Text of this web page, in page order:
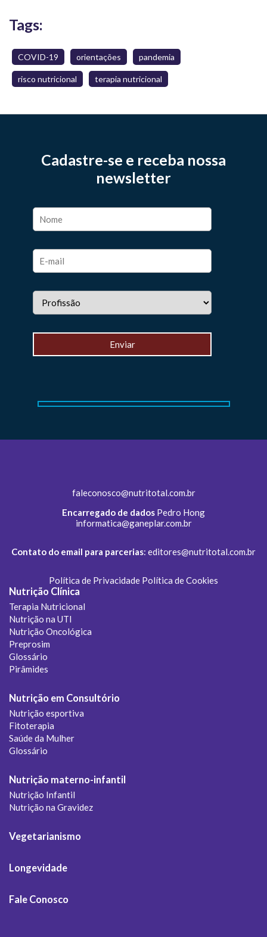
Tags:
COVID-19 orientações pandemia
risco nutricional terapia nutricional
Cadastre-se e receba nossa
newsletter
faleconosco@nutritotal.com.br
Encarregado de dados Pedro Hong
informatica@ganeplar.com.br
Contato do email para parcerias: editores@nutritotal.com.br
Política de Privacidade Política de Cookies
Nutrição Clínica
Terapia Nutricional
Nutrição na UTI
Nutrição Oncológica
Preprosim
Glossário
Pirâmides
Nutrição em Consultório
Nutrição esportiva
Fitoterapia
Saúde da Mulher
Glossário
Nutrição materno-infantil
Nutrição Infantil
Nutrição na Gravidez
Vegetarianismo
Longevidade
Fale Conosco